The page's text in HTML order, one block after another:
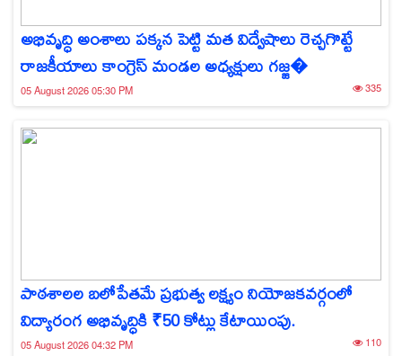
అభివృద్ధి అంశాలు పక్కన పెట్టి మత విద్వేషాలు రెచ్చగొట్టే
రాజకీయాలు కాంగ్రెస్ మండల అధ్యక్షులు గజ్జ�
05 August 2026 05:30 PM 335
పాఠశాలల బలోపేతమే ప్రభుత్వ లక్ష్యం నియోజకవర్గంలో
విద్యారంగ అభివృద్ధికి ₹50 కోట్లు కేటాయింపు.
05 August 2026 04:32 PM 110